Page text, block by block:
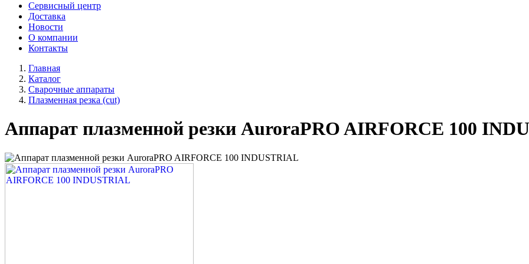
Сервисный центр
Доставка
Новости
О компании
Контакты
Главная
Каталог
Сварочные аппараты
Плазменная резка (cut)
Аппарат плазменной резки AuroraPRO AIRFORCE 100